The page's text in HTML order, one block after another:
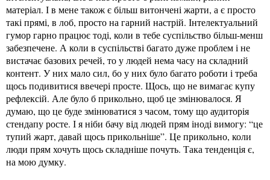
матеріал. І в мене також є більш витончені жарти, а є просто
такі прямі, в лоб, просто на гарний настрій. Інтелектуальний
гумор гарно працює тоді, коли в тебе суспільство більш-менш
забезпечене. А коли в суспільстві багато дуже проблем і не
вистачає базових речей, то у людей нема часу на складний
контент. У них мало сил, бо у них було багато роботи і треба
щось подивитися ввечері просте. Щось, що не вимагає купу
рефлексій. Але було б прикольно, щоб це змінювалося. Я
думаю, що це буде змінюватися з часом, тому що аудиторія
стендапу росте. І я ніби бачу від людей прям іноді вимогу: “це
тупий жарт, давай щось прикольніше”. Це прикольно, коли
люди прям хочуть щось складніше почуть. Така тенденція є,
на мою думку.